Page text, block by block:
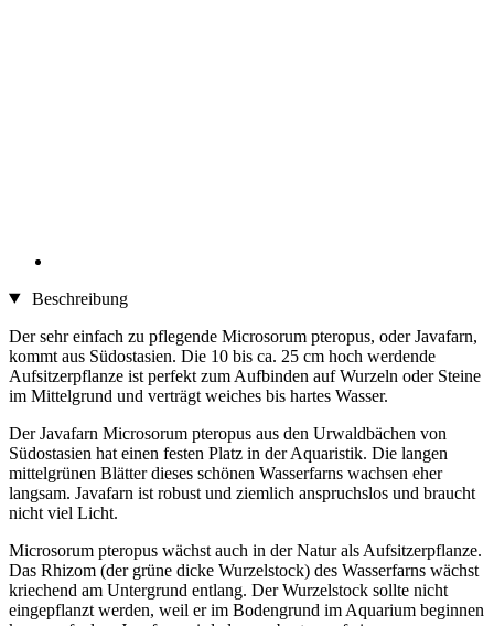
Beschreibung
Der sehr einfach zu pflegende Microsorum pteropus, oder Javafarn,
kommt aus Südostasien. Die 10 bis ca. 25 cm hoch werdende
Aufsitzerpflanze ist perfekt zum Aufbinden auf Wurzeln oder Steine
im Mittelgrund und verträgt weiches bis hartes Wasser.
Der Javafarn Microsorum pteropus aus den Urwaldbächen von
Südostasien hat einen festen Platz in der Aquaristik. Die langen
mittelgrünen Blätter dieses schönen Wasserfarns wachsen eher
langsam. Javafarn ist robust und ziemlich anspruchslos und braucht
nicht viel Licht.
Microsorum pteropus wächst auch in der Natur als Aufsitzerpflanze.
Das Rhizom (der grüne dicke Wurzelstock) des Wasserfarns wächst
kriechend am Untergrund entlang. Der Wurzelstock sollte nicht
eingepflanzt werden, weil er im Bodengrund im Aquarium beginnen